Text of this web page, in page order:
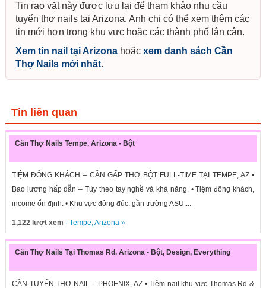
Tin rao vặt này được lưu lại để tham khảo nhu cầu
tuyển thợ nails tại Arizona. Anh chị có thể xem thêm các
tin mới hơn trong khu vực hoặc các thành phố lân cận.
Xem tin nail tại Arizonahoặc xem danh sách Cần
Thợ Nails mới nhất.
Tin liên quan
Cần Thợ Nails Tempe, Arizona - Bột
TIỆM ĐÔNG KHÁCH – CẦN GẤP THỢ BỘT FULL-TIME TẠI TEMPE, AZ •
Bao lương hấp dẫn – Tùy theo tay nghề và khả năng. • Tiệm đông khách,
income ổn định. • Khu vực đông đúc, gần trường ASU,...
1,122 lượt xem · Tempe,Arizona»
Cần Thợ Nails Tại Thomas Rd, Arizona - Bột, Design, Everything
CẦN TUYỂN THỢ NAIL – PHOENIX, AZ • Tiệm nail khu vực Thomas Rd &